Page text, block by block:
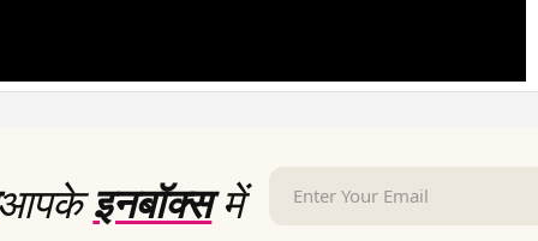
इनबॉक्समें